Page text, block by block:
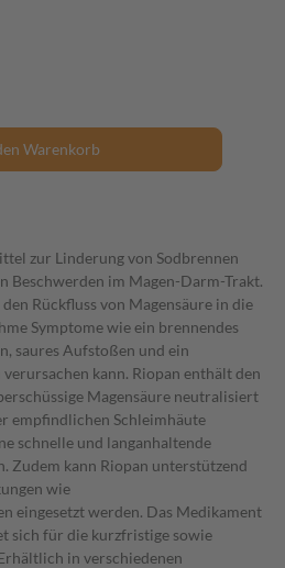
zur Linderung von Sodbrennen
Beschwerden im Magen-Darm-Trakt.
Rückfluss von Magensäure in die
Symptome wie ein brennendes
saures Aufstoßen und ein
kann. Riopan enthält den
Magensäure neutralisiert
empfindlichen Schleimhäute
schnelle und langanhaltende
Zudem kann Riopan unterstützend
wie
eingesetzt werden. Das Medikament
sich für die kurzfristige sowie
in verschiedenen
Warenkorb